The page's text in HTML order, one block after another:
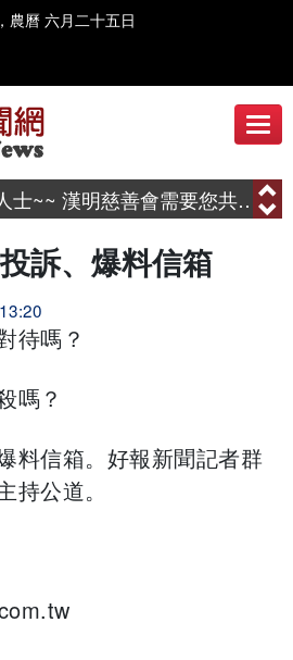
農曆 六月二十五日
歡迎到好報臉書討論 www.facebook.com/hbnews.com.tw
者投訴、爆料信箱
呼叫善心人士~~ 漢明慈善會需要您共同關懷弱勢家庭、送愛到偏鄉
者投訴、爆料信箱
訴、爆料信箱
待嗎？
嗎？
料信箱。好報新聞記者群
持公道。